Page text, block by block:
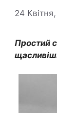
24
Простий